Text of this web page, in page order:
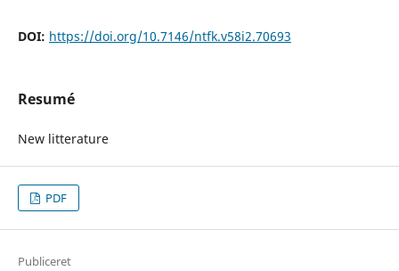
DOI: https://doi.org/10.7146/ntfk.v58i2.70693
Resumé
New litterature
PDF
Publiceret